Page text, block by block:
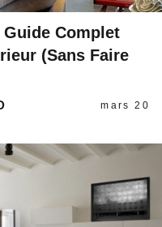
Complet
(Sans Faire
mars 20